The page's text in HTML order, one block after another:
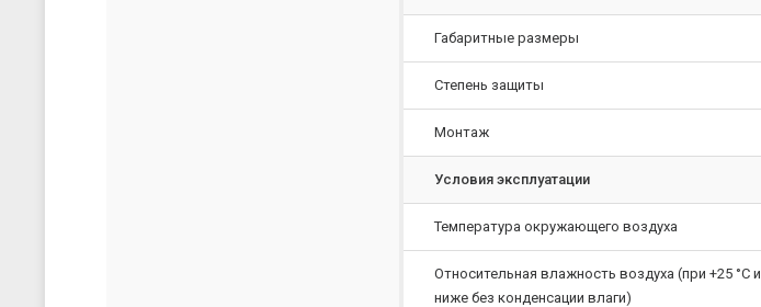
Габаритные размеры
Степень защиты
Монтаж
Условия эксплуатации
Температура окружающего воздуха
Относительная влажность воздуха (при +25 °С и
ниже без конденсации влаги)